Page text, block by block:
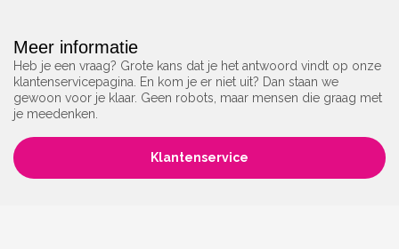
Meer informatie
Heb je een vraag? Grote kans dat je het antwoord vindt op onze
klantenservicepagina. En kom je er niet uit? Dan staan we
gewoon voor je klaar. Geen robots, maar mensen die graag met
je meedenken.
Klantenservice